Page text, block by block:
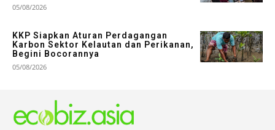
05/08/2026
KKP Siapkan Aturan Perdagangan
Karbon Sektor Kelautan dan Perikanan,
Begini Bocorannya
05/08/2026